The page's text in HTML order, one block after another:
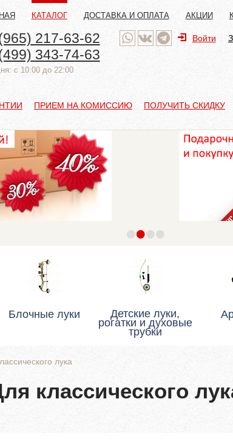
КАТАЛОГ ДОСТАВКА И ОПЛАТА АКЦИИ
217-63-62
343-74-63
с 10:00 до 22:00
Войти
ПРИЕМ НА КОМИССИЮ ПОЛУЧИТЬ СКИДКУ
••••
Блочные луки Детские луки,
рогатки и духовые
трубки
лука
классического